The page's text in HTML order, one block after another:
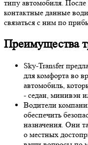
типу автомобиля.
контактные данные
связаться с ним по
Преимущества
Sky-Transfer
для комфорта во
автомобиль,
- седан, минивэн
Водители
обеспечить
назначения. Они
о местных